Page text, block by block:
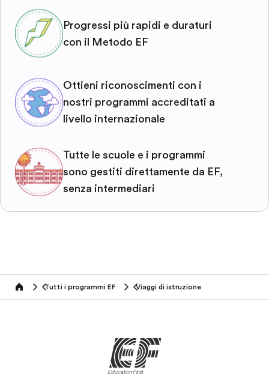
Progressi più rapidi e duraturi
con il Metodo EF
Ottieni riconoscimenti con i
nostri programmi accreditati a
livello internazionale
Tutte le scuole e i programmi
sono gestiti direttamente da EF,
senza intermediari
home Tutti i programmi EF Viaggi di istruzione